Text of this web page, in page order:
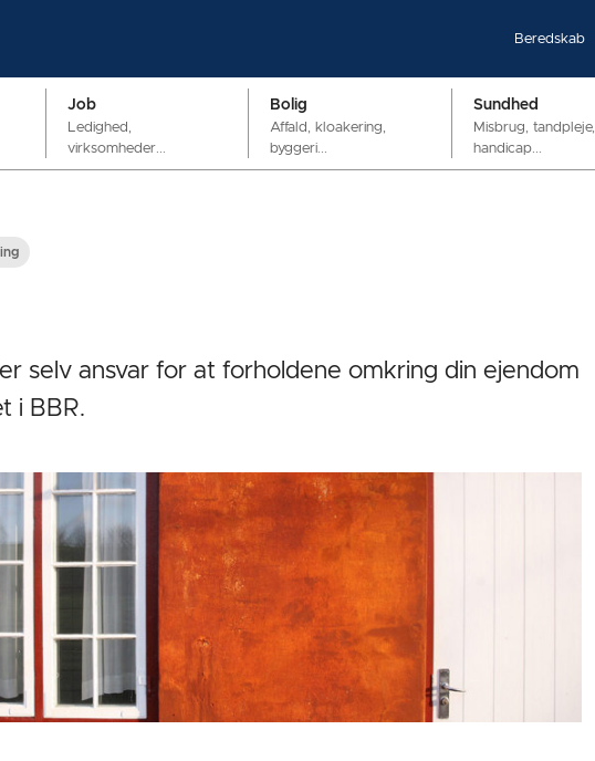
Beredskab
Job
Ledighed,
virksomheder...
Bolig
Affald, kloakering,
byggeri...
Sundhed
Misbrug, tandpleje,
handicap...
selv ansvar for at forholdene omkring din ejendom
i BBR.